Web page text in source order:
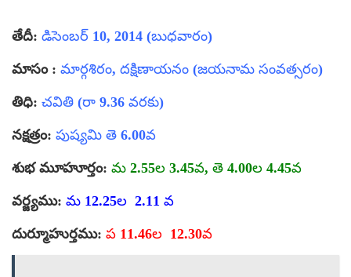
తేదీ: డిసెంబర్ 10, 2014 (బుధవారం)
మాసం : మార్గశిరం, దక్షిణాయనం (జయనామ సంవత్సరం)
తిధి: చవితి (రా 9.36 వరకు)
నక్షత్రం: పుష్యమి తె 6.00వ
శుభ మూహూర్తం: మ 2.55ల 3.45వ, తె 4.00ల 4.45వ
వర్జ్యము: మ 12.25ల 2.11 వ
దుర్మూహుర్తము: ప 11.46ల 12.30వ